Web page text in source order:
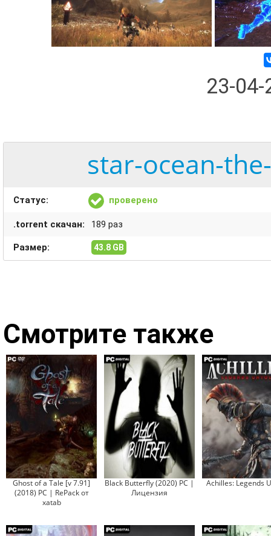
23-
star-ocean-
Статус: проверено
.torrent скачан: 189 раз
Размер: 43.8 GB
Смотрите также
Ghost of a Tale [v 7.91]
(2018) PC | RePack от
xatab
Black Butterfly (2020) PC |
Лицензия
Achilles: Legends